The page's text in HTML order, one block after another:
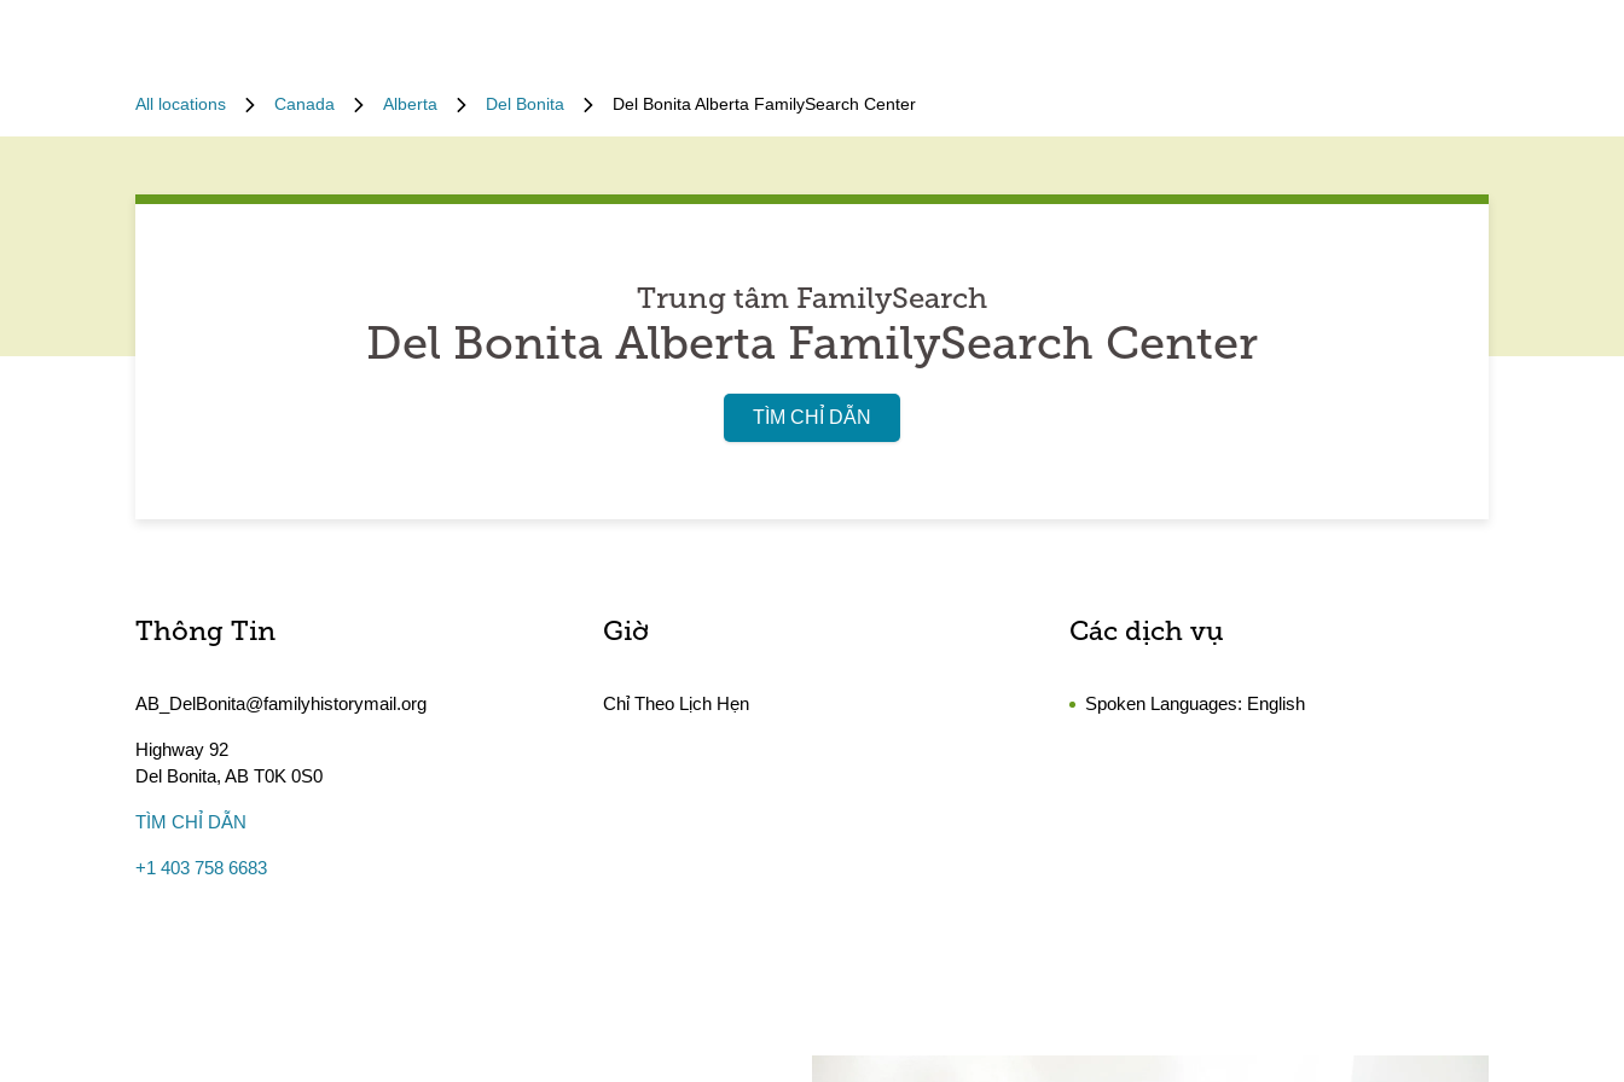
All locations Canada Alberta Del Bonita Del Bonita Alberta FamilySearch Center
Trung tâm FamilySearch
Del Bonita Alberta FamilySearch Center
TÌM CHỈ DẪN
Thông Tin
AB_DelBonita@familyhistorymail.org
Highway 92
Del Bonita, AB T0K 0S0
TÌM CHỈ DẪN
+1 403 758 6683
Giờ
Chỉ Theo Lịch Hẹn
Các dịch vụ
Spoken Languages: English